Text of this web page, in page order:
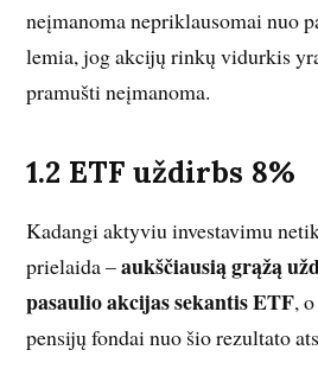
neįmanoma nepriklausomai nuo
lemia, jog akcijų rinkų vidurkis
pramušti neįmanoma.
1.2 ETF uždirbs 8%
Kadangi aktyviu investavimu
prielaida –aukščiausią grąžą
pasaulio akcijas sekantis ETF,
pensijų fondai nuo šio rezultato